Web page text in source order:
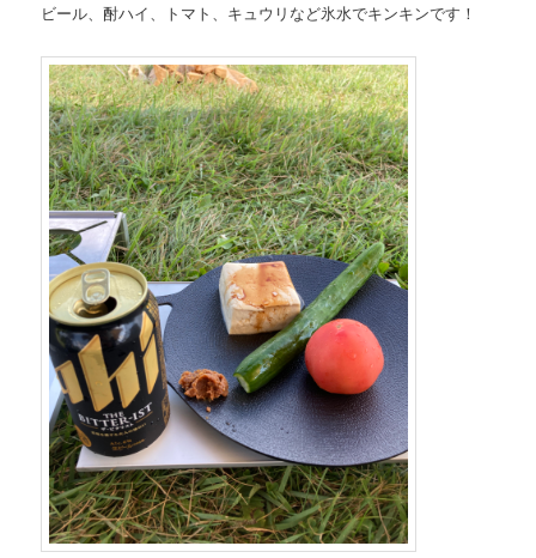
ビール、酎ハイ、トマト、キュウリなど氷水でキンキンです！